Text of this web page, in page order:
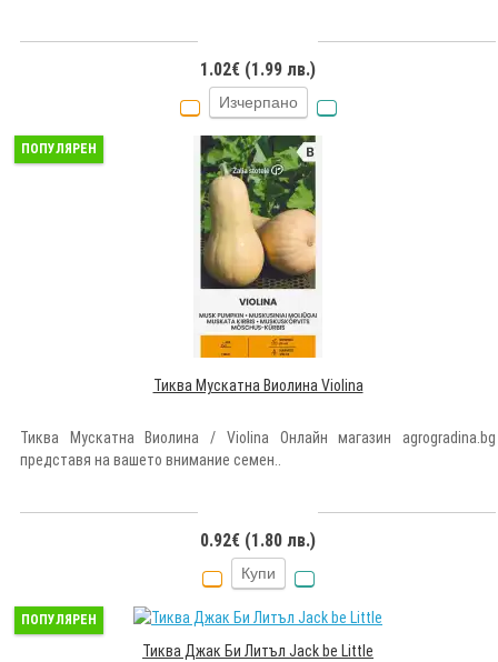
1.02€ (1.99 лв.)
Изчерпано
ПОПУЛЯРЕН
Тиква Мускатна Виолина Violina
Тиква Мускатна Виолина / Violina Онлайн магазин agrogradina.bg
представя на вашето внимание семен..
0.92€ (1.80 лв.)
Купи
ПОПУЛЯРЕН
Тиква Джак Би Литъл Jack be Little